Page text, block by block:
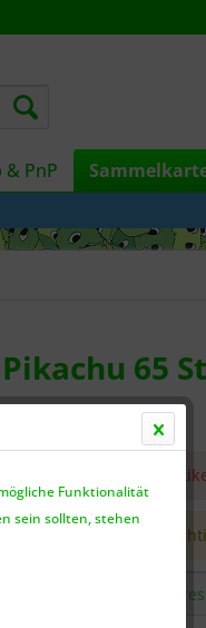
PnP
65
Dieser
Funktionalität
sein sollten, stehen